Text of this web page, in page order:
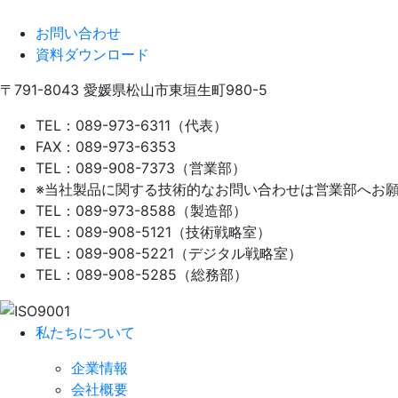
お問い合わせ
資料ダウンロード
〒791-8043 愛媛県松山市東垣生町980-5
TEL：089-973-6311（代表）
FAX：089-973-6353
TEL：089-908-7373（営業部）
※当社製品に関する技術的なお問い合わせは営業部へお願
TEL：089-973-8588（製造部）
TEL：089-908-5121（技術戦略室）
TEL：089-908-5221（デジタル戦略室）
TEL：089-908-5285（総務部）
私たちについて
企業情報
会社概要